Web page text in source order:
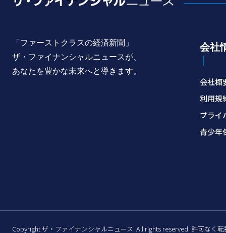
「ファーストクラスの経済新聞」
ザ・ファイナンシャルニュースが、
あなたを豊かな未来へと導きます。
会社
会社概
利用規
プライ
青少年
Copyright ザ・ファイナンシャルニュース. All rights reserved. 許可なく